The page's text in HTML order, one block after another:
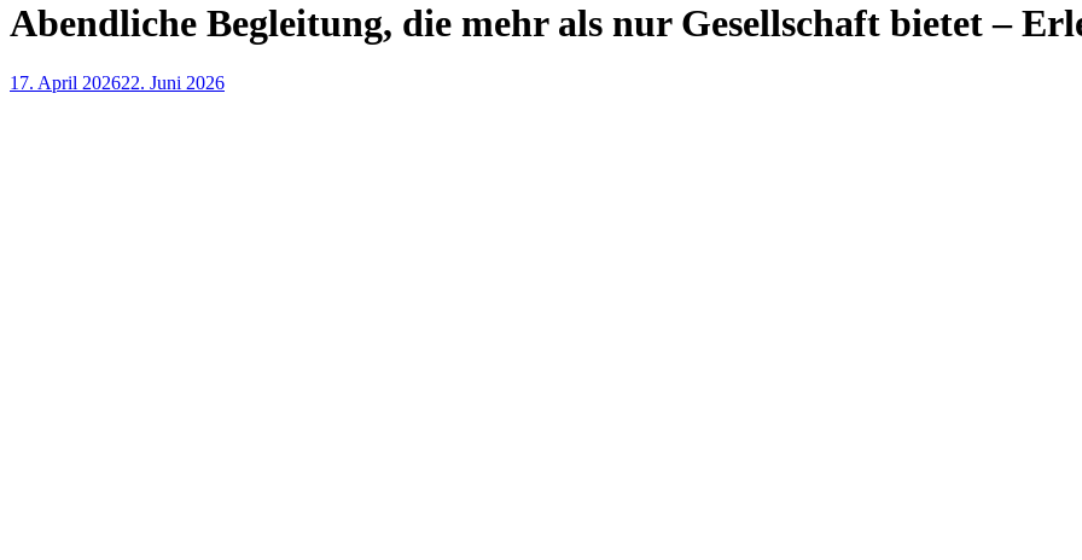
Abendliche Begleitung, die mehr als nur Gesellschaft bietet –
17. April 202622. Juni 2026